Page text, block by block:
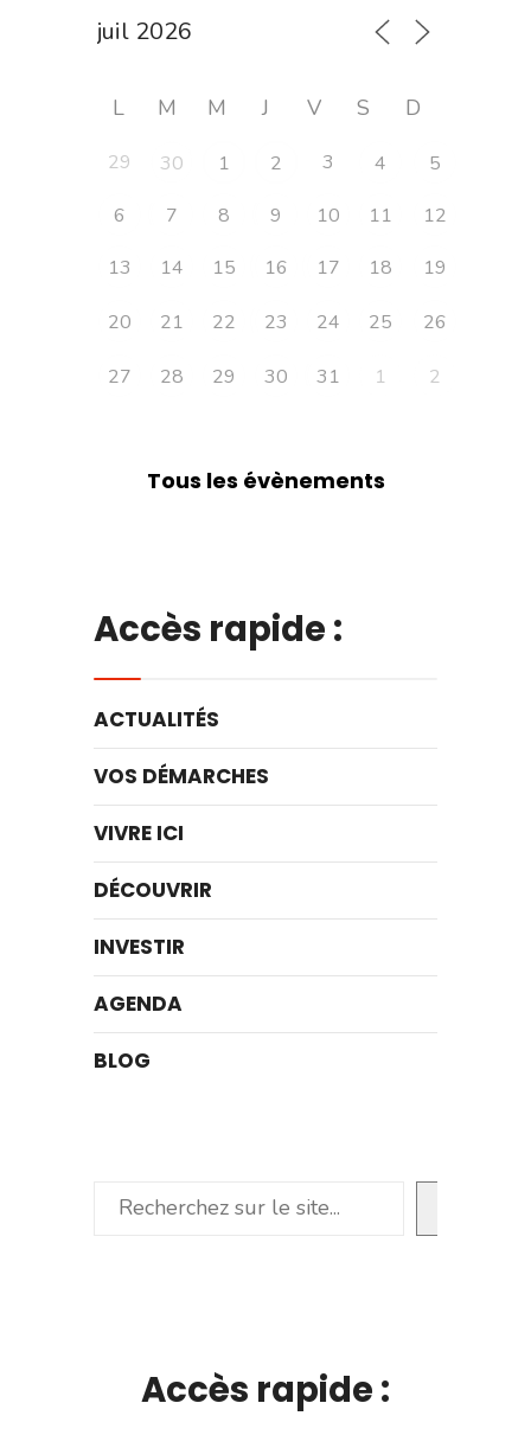
L M M J V S D
29 30 1 2 3 4
5
6
7 8 9 10 11
12
13
14 15 16 17 18 19
20 21 22 23 24 25 26
27 28 29 30 31 1 2
Tous les évènements
Accès rapide :
ACTUALITÉS
VOS DÉMARCHES
VIVRE ICI
DÉCOUVRIR
INVESTIR
AGENDA
BLOG
Rechercher
Accès rapide :